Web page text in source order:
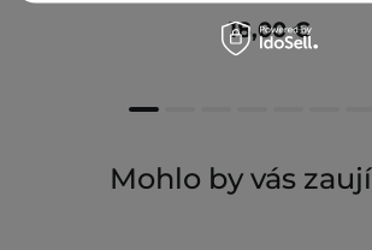
18,00 €
Mohlo by vás